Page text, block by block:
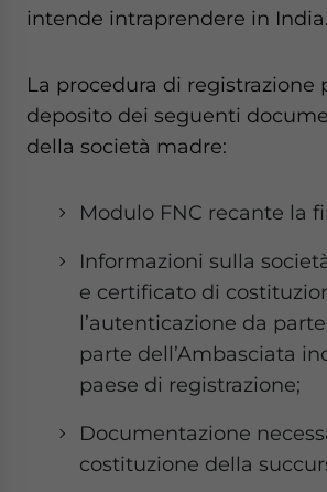
intende intraprendere in India.
La procedura di registrazione
deposito dei seguenti
della società madre:
Modulo FNC recante la
Informazioni sulla
e certificato di
l’autenticazione da
parte dell’Ambasciata
paese di registrazione;
Documentazione
costituzione della